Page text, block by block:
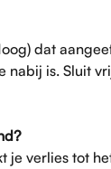
dat
is. Sluit
je verlies tot